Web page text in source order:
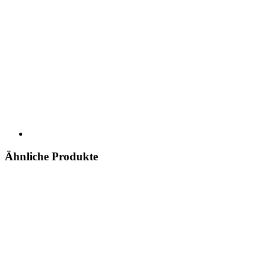
Ähnliche Produkte